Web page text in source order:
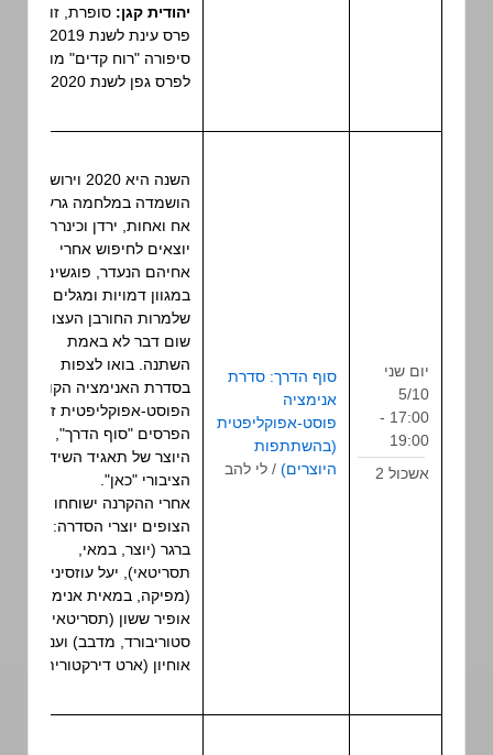
יהודית קגן:סופרת, זוכת
פרס עינת לשנת 2019.
סיפורה "רוח קדים" מועמד
לפרס גפן לשנת 2020.
סוף הדרך: סדרת
פוסט-אפוקליפטית
(בהשתתפות
היוצרים)/ לי להב
השנה היא 2020 וירושלים
הושמדה במלחמה גרעינית.
אח ואחות, ירדן וכינרת,
יוצאים לחיפוש אחרי
אחיהם הנעדר, פוגשים
במגוון דמויות ומגלים
שלמרות החורבן העצום
שום דבר לא באמת
השתנה. בואו לצפות
בסדרת האנימציה הקומית
הפוסט-אפוקליפטית זוכת
הפרסים "סוף הדרך", מבית
היוצר של תאגיד השידור
הציבורי "כאן".
אחרי ההקרנה ישוחחו עם
הצופים יוצרי הסדרה: ניר
ברגר (יוצר, במאי,
תסריטאי), יעל עוזסיני
(מפיקה, במאית אנימציה),
אופיר ששון (תסריטאי, אמן
סטוריבורד, מדבב) וענבל
אוחיון (ארט דירקטורית).